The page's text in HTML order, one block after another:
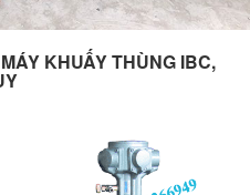
KHUẤY THÙNG IBC,